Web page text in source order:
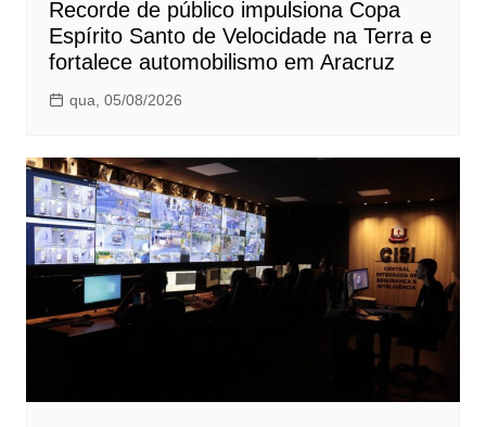
Recorde de público impulsiona Copa
Espírito Santo de Velocidade na Terra e
fortalece automobilismo em Aracruz
qua, 05/08/2026